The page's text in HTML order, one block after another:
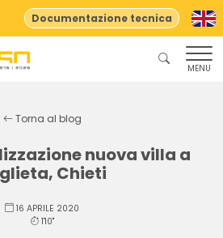
Documentazione tecnica
MENU
Torna al blog
nuova villa a
Chieti
16 APRILE 2020
1'10"